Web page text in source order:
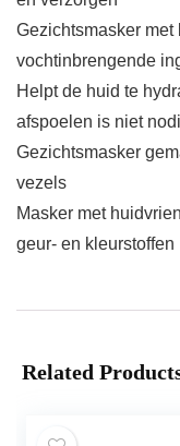
Gezichtsmasker met
vochtinbrengende
Helpt de huid te
afspoelen is niet
Gezichtsmasker
vezels
Masker met
geur- en kleurstoffen
Related